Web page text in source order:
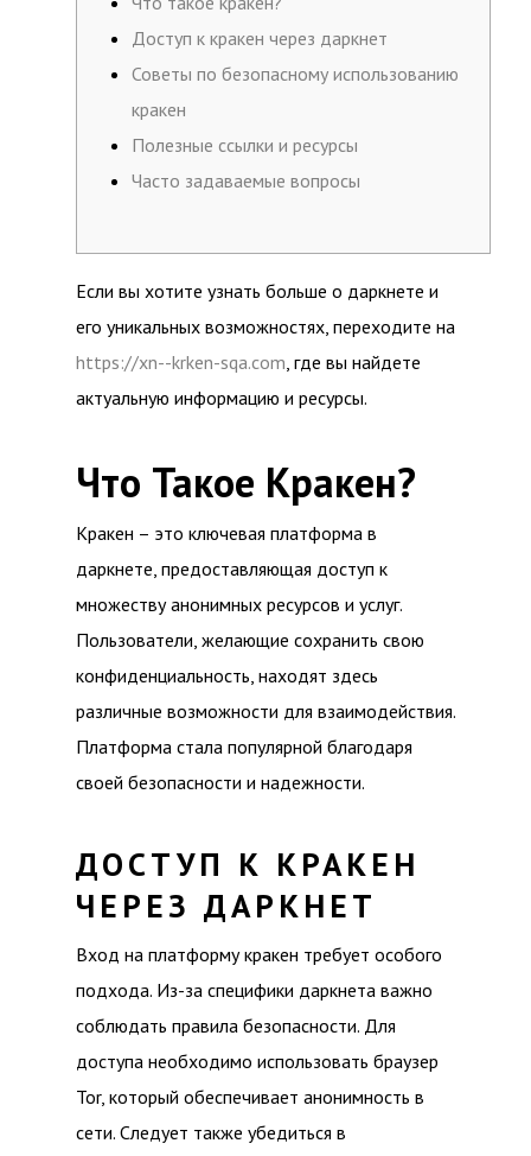
Доступ к кракен через даркнет
Советы по безопасному использованию
кракен
Полезные ссылки и ресурсы
Часто задаваемые вопросы
Если вы хотите узнать больше о даркнете и
его уникальных возможностях, переходите на
https://xn--krken-sqa.com, где вы найдете
актуальную информацию и ресурсы.
Что Такое Кракен?
Кракен – это ключевая платформа в
даркнете, предоставляющая доступ к
множеству анонимных ресурсов и услуг.
Пользователи, желающие сохранить свою
конфиденциальность, находят здесь
различные возможности для взаимодействия.
Платформа стала популярной благодаря
своей безопасности и надежности.
ДОСТУП К КРАКЕН
ЧЕРЕЗ ДАРКНЕТ
Вход на платформу кракен требует особого
подхода. Из-за специфики даркнета важно
соблюдать правила безопасности. Для
доступа необходимо использовать браузер
Tor, который обеспечивает анонимность в
сети. Следует также убедиться в